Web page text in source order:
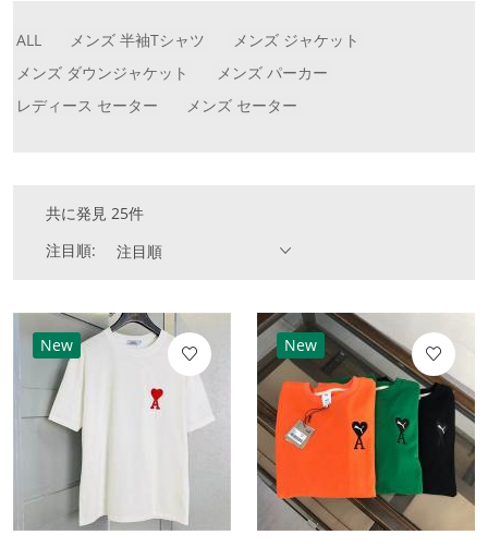
ALL メンズ 半袖Tシャツ
メンズ ジャケット
メンズ ダウンジャケット
メンズ パーカー
レディース セーター
メンズ セーター
共に発見 25件
注目順:
注目順
New New